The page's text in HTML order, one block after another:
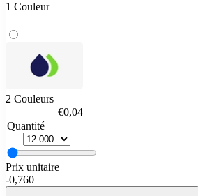
1 Couleur
2 Couleurs
+ €0,04
Quantité
Prix unitaire
-0,760